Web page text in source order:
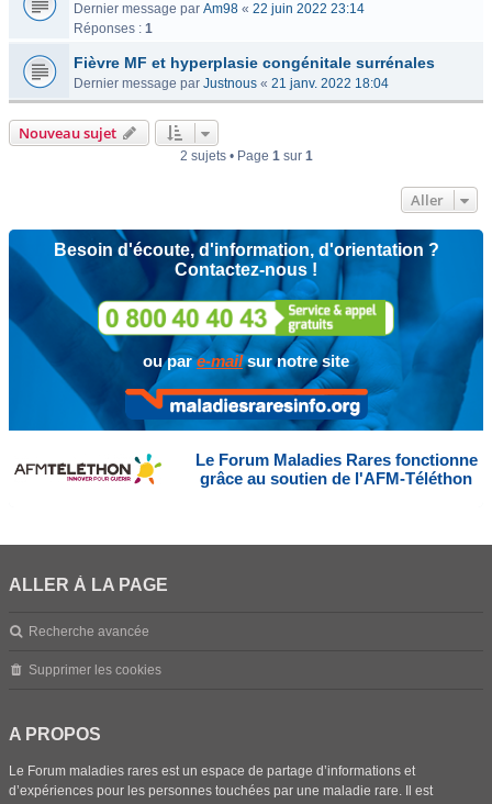
Dernier message par Am98 « 22 juin 2022 23:14
Réponses : 1
Fièvre MF et hyperplasie congénitale surrénales
Dernier message par Justnous « 21 janv. 2022 18:04
Nouveau sujet
2 sujets • Page 1sur 1
Aller
Besoin d'écoute, d'information, d'orientation ?
Contactez-nous !
ou pare-mailsur notre site
Le Forum Maladies Rares fonctionne
grâce au soutien de l'AFM-Téléthon
ALLER À LA PAGE
Recherche avancée
Supprimer les cookies
A PROPOS
Le Forum maladies rares est un espace de partage d’informations et
d’expériences pour les personnes touchées par une maladie rare. Il est